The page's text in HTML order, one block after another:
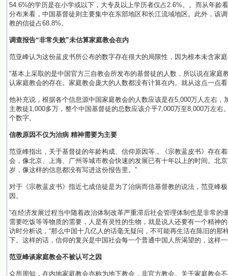
54.6%的学历是在小学或以下，大专及以上学历者仅占2.6%。。而从年龄
分布来看，中国基督徒则主要集中在东部地区和长江流域地区。此外，该
教的信徒占68.8%。
调查报告“非常失败”未估算家庭教会在内
范亚峰认为这份蓝皮书所公布的数字存在很大的局限性，因为根本未含家
“基本上采取的是中国官方三自教会所发布的基督徒的人数，所以说在家庭
认家庭教会的存在。家庭教会庞大的人数都没有计算在内。就从这点一点
他补充说，根据各个信息源中国家庭教会的人数应该是在5,000万人左右，
主教徒1,000多万，整个中国基督徒的总数应该介乎7,000万至8,000万左右
个数字。
信教原因不仅为治病 精神需要为主要
范亚峰指出，关于基督徒的年龄构成、信仰原因等，《宗教蓝皮书》存在
会，像北京、上海、广州等城市教会快速的发展已有十年以上的时间。北
岁，像这样的信息都没有写进这份报告里。”
对于《宗教蓝皮书》指近七成信徒是为了治病而信基督教的说法，范亚峰
因。
“在经济发展过程当中随着政治体制改革严重滞后社会管理体制也是非常的
需要吃饭等等物质的需要，人是有灵性的生物，就是说人还要有一个精神
访时分析说，“那么中国十几亿人的话毫无疑问，不可能再生活在陈旧的那
下。这样的话，信仰的复兴是中国社会每一个普通中国人所渴望的，这样
范亚峰谈家庭教会不被认可之因
众所周知，在内地家庭教会亦称为地下教会，非官方教会。关于家庭教会